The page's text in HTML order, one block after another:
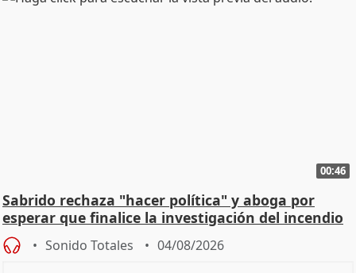
00:46
Sabrido rechaza "hacer política" y aboga por
esperar que finalice la investigación del incendio
Sonido Totales 04/08/2026